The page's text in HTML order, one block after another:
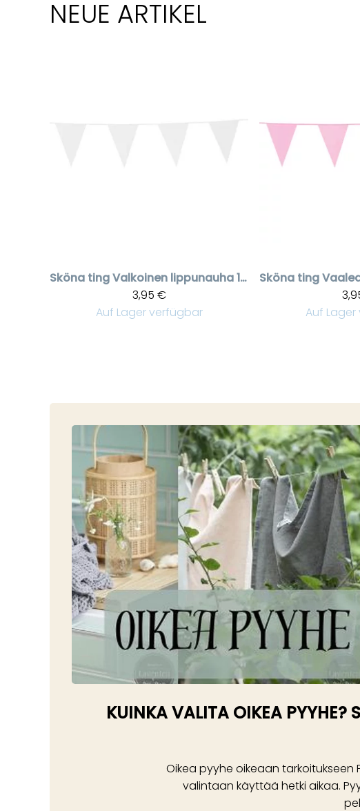
NEUE ARTIKEL
Sköna ting
Valkoinen lippunauha 10 m
3,95 €
Auf Lager verfügbar
Sköna ting
Auf
KUINKA VALITA OIKEA
Oikea pyyhe oikeaan tarkoitukseen
valintaan käyttää hetki aikaa.